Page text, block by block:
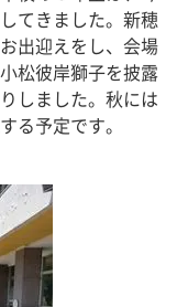
てきました。新穂
出迎えをし、会場
松彼岸獅子を披露
しました。秋には
る予定です。